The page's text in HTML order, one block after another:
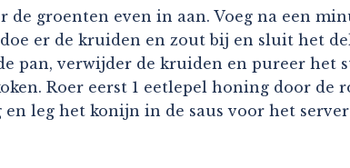
de groenten even in aan. Voeg na een
er de kruiden en zout bij en sluit het
pan, verwijder de kruiden en pureer het
Roer eerst 1 eetlepel honing door de
leg het konijn in de saus voor het